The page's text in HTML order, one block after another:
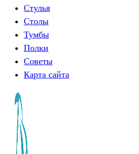
Стулья
Столы
Тумбы
Полки
Советы
Карта сайта